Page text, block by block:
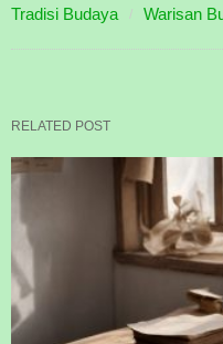
Tradisi Budaya
Warisan
RELATED POST